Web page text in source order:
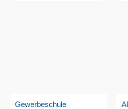
Gewerbeschule